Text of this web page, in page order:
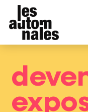
contenu